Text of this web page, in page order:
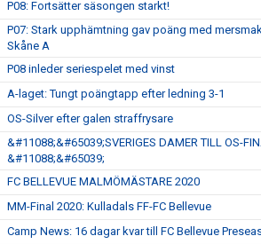
P08: Fortsätter säsongen starkt!
P07: Stark upphämtning gav poäng med
Skåne A
P08 inleder seriespelet med vinst
A-laget: Tungt poängtapp efter ledning 3-1
OS-Silver efter galen straffrysare
&#11088;&#65039;SVERIGES DAMER TILL OS-
&#11088;&#65039;
FC BELLEVUE MALMÖMÄSTARE 2020
MM-Final 2020: Kulladals FF-FC Bellevue
Camp News: 16 dagar kvar till FC Bellevue